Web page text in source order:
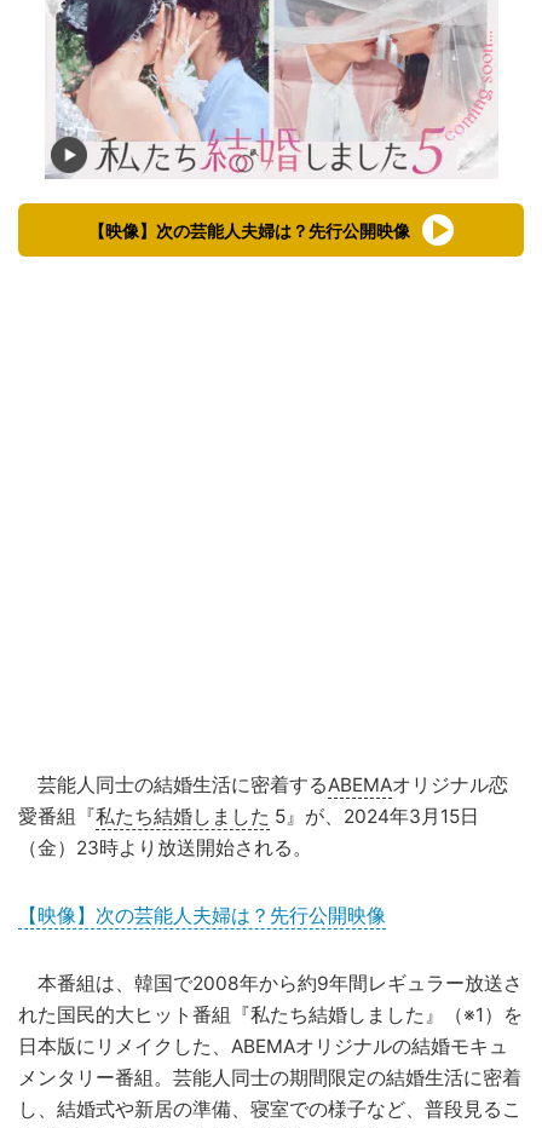
【映像】次の芸能人夫婦は？先行公開映像
芸能人同士の結婚生活に密着するABEMAオリジナル恋
愛番組『私たち結婚しました 5』が、2024年3月15日
（金）23時より放送開始される。
【映像】次の芸能人夫婦は？先行公開映像
本番組は、韓国で2008年から約9年間レギュラー放送さ
れた国民的大ヒット番組『私たち結婚しました』（※1）を
日本版にリメイクした、ABEMAオリジナルの結婚モキュ
メンタリー番組。芸能人同士の期間限定の結婚生活に密着
し、結婚式や新居の準備、寝室での様子など、普段見るこ